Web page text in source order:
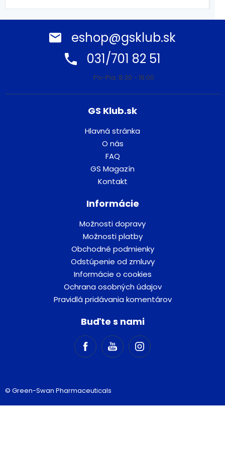
eshop@gsklub.sk
031/701 82 51
Po-Pia: 8:30 - 16:00
GS Klub.sk
Hlavná stránka
O nás
FAQ
GS Magazín
Kontakt
Informácie
Možnosti dopravy
Možnosti platby
Obchodné podmienky
Odstúpenie od zmluvy
Informácie o cookies
Ochrana osobných údajov
Pravidlá pridávania komentárov
Buďte s nami
© Green-Swan Pharmaceuticals